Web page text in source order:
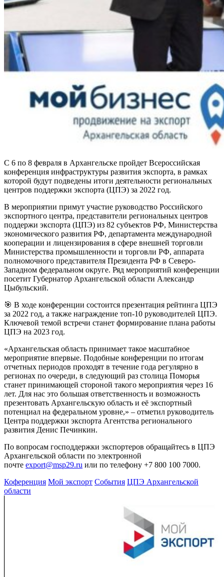
С 6 по 8 февраля в Архангельске пройдет Всероссийская
конференция инфраструктуры развития экспорта, в рамках
которой будут подведены итоги деятельности региональных
центров поддержки экспорта (ЦПЭ) за 2022 год.
В мероприятии примут участие руководство Российского
экспортного центра, представители региональных центров
поддержи экспорта (ЦПЭ) из 82 субъектов РФ, Министерства
экономического развития РФ, департамента международной
кооперации и лицензирования в сфере внешней торговли
Министерства промышленности и торговли РФ, аппарата
полномочного представителя Президента РФ в Северо-
Западном федеральном округе. Ряд мероприятий конференции
посетит Губернатор Архангельской области Александр
Цыбульский.
🎯 В ходе конференции состоится презентация рейтинга ЦПЭ
за 2022 год, а также награждение топ-10 руководителей ЦПЭ.
Ключевой темой встречи станет формирование плана работы
ЦПЭ на 2023 год.
«Архангельская область принимает такое масштабное
мероприятие впервые. Подобные конференции по итогам
отчетных периодов проходят в течение года регулярно в
регионах по очереди, в следующий раз столица Поморья
станет принимающей стороной такого мероприятия через 16
лет. Для нас это большая ответственность и возможность
презентовать Архангельскую область и её экспортный
потенциал на федеральном уровне,» – отметил руководитель
Центра поддержки экспорта Агентства регионального
развития Денис Печинкин.
По вопросам господдержки экспортеров обращайтесь в ЦПЭ
Архангельской области по электронной
почте export@msp29.ru или по телефону +7 800 100 7000.
Коференция Мой экспорт События ЦПЭ Архангельской
области